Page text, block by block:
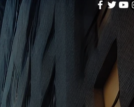
le créateur de